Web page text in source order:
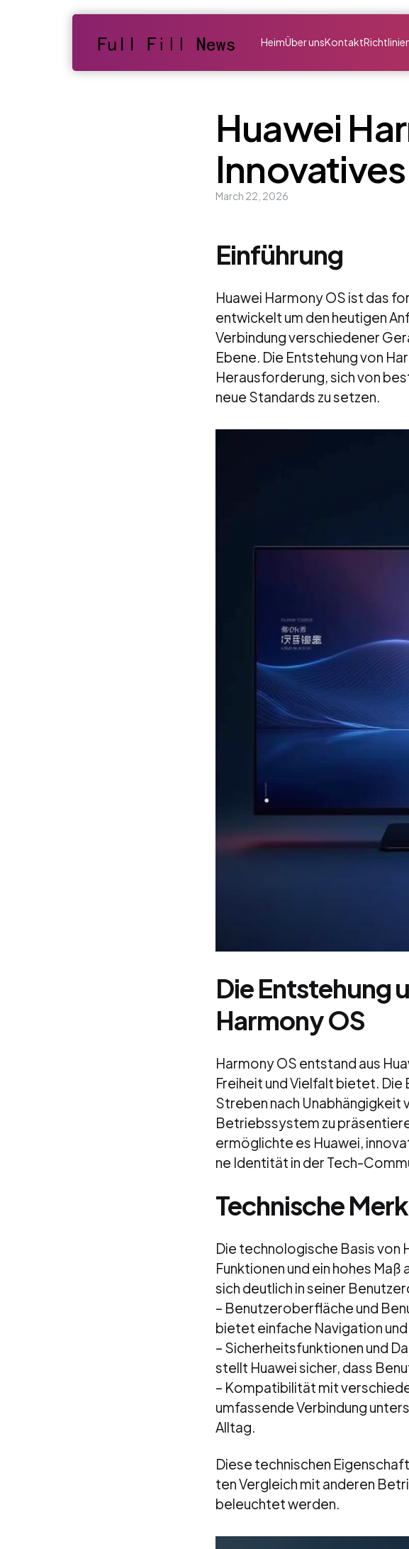
HeimÜber unsKontakt
Huawei
March 22, 2026
Einführung
Huawei Harmony OS ist das
entwickelt um den heutigen
Verbindung verschiedener
Ebene. Die Entstehung von
Herausforderung, sich von
neue Standards zu setzen.
Die Entstehung
Harmony OS
Harmony OS entstand aus
Freiheit und Vielfalt bietet.
Streben nach Unabhängigkeit
Betriebssystem zu
ermöglichte es Huawei,
ne Identität in der Tech-
Technische
Die technologische Basis von
Funktionen und ein hohes
sich deutlich in seiner
– Benutzeroberfläche und
bietet einfache Navigation
– Sicherheitsfunktionen und
stellt Huawei sicher, dass
– Kompatibilität mit
umfassende Verbindung
Alltag.
Diese technischen
ten Vergleich mit anderen
beleuchtet werden.